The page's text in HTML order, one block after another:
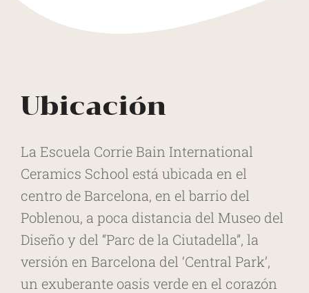
Ubicación
La Escuela Corrie Bain International
Ceramics School está ubicada en el
centro de Barcelona, en el barrio del
Poblenou, a poca distancia del Museo del
Diseño y del “Parc de la Ciutadella”, la
versión en Barcelona del ‘Central Park’,
un exuberante oasis verde en el corazón